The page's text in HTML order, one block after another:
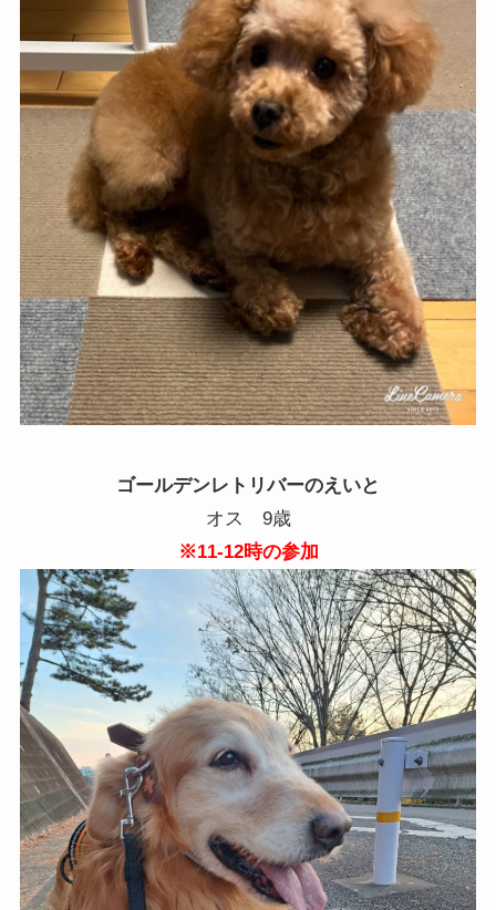
ゴールデンレトリバーのえいと
オス 9歳
※11-12時の参加